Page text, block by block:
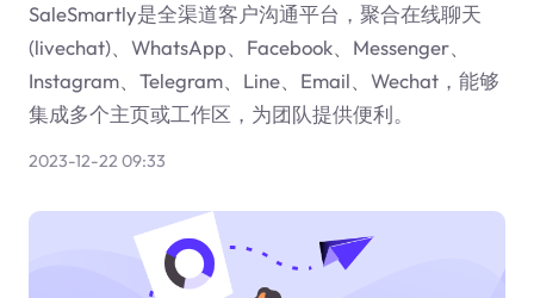
SaleSmartly是全渠道客户沟通平台，聚合在线聊天
(livechat)、WhatsApp、Facebook、Messenger、
Instagram、Telegram、Line、Email、Wechat，能够
集成多个主页或工作区，为团队提供便利。
2023-12-22 09:33